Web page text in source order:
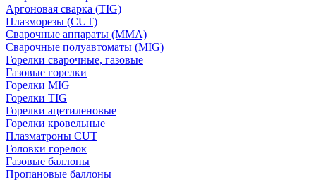
Аргоновая сварка (TIG)
Плазморезы (CUT)
Сварочные аппараты (MMA)
Сварочные полуавтоматы (MIG)
Горелки сварочные, газовые
Газовые горелки
Горелки MIG
Горелки TIG
Горелки ацетиленовые
Горелки кровельные
Плазматроны CUT
Головки горелок
Газовые баллоны
Пропановые баллоны